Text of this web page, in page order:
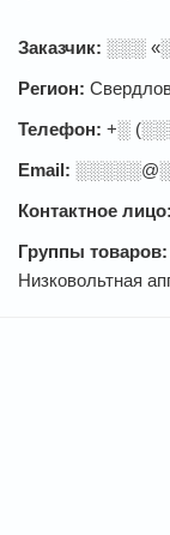
Заказчик: ░░░
Регион:
Телефон: +░
Email:
Контактное лицо:
Группы товаров:
Низковольтная